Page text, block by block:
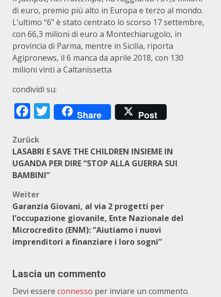
di euro, premio più alto in Europa e terzo al mondo.
L’ultimo “6” è stato centrato lo scorso 17 settembre,
con 66,3 milioni di euro a Montechiarugolo, in
provincia di Parma, mentre in Sicilia, riporta
Agipronews, il 6 manca da aprile 2018, con 130
milioni vinti a Caltanissetta.
condividi su:
Facebook
Twitter
Share Post
Beitragsnavigation
Zurück
LASABRI E SAVE THE CHILDREN INSIEME IN
UGANDA PER DIRE “STOP ALLA GUERRA SUI
BAMBINI”
Weiter
Garanzia Giovani, al via 2 progetti per
l’occupazione giovanile, Ente Nazionale del
Microcredito (ENM): “Aiutiamo i nuovi
imprenditori a finanziare i loro sogni”
Lascia un commento
Devi essere connesso per inviare un commento.